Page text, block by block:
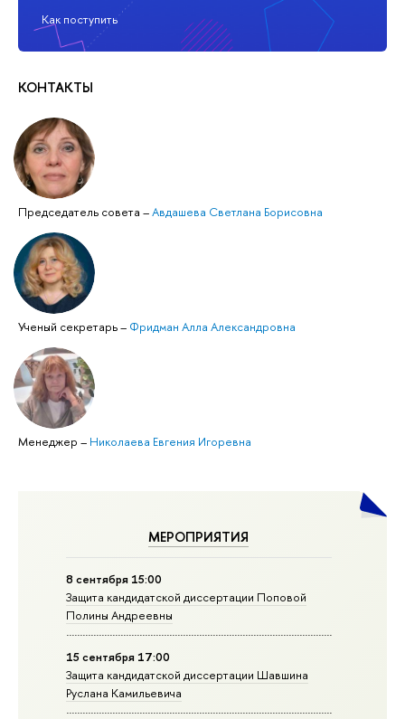
Как поступить
КОНТАКТЫ
Председатель совета –Авдашева Светлана Борисовна
Ученый секретарь– Фридман Алла Александровна
Менеджер – Николаева Евгения Игоревна
МЕРОПРИЯТИЯ
8 сентября 15:00
Защита кандидатской диссертации Поповой
Полины Андреевны
15 сентября 17:00
Защита кандидатской диссертации Шавшина
Руслана Камильевича